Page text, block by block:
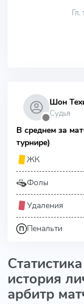
⬤
Шон
Судья
В среднем за
турнире)
ЖК
Фолы
Удаления
Пенальти
история
арбитр